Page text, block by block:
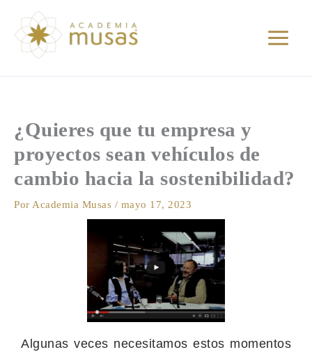
contenido
¿Quieres que tu empresa y
proyectos sean vehículos de
cambio hacia la sostenibilidad?
Por Academia Musas / mayo 17, 2023
Algunas veces necesitamos estos momentos